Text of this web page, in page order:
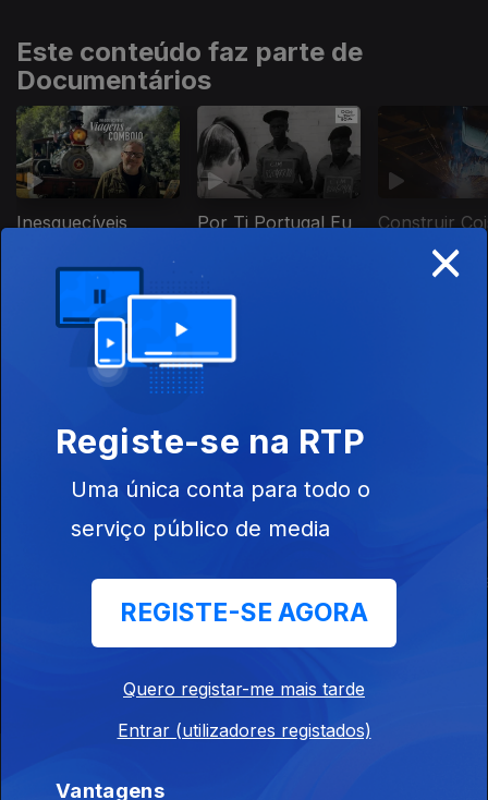
Este conteúdo faz parte de
Documentários
Inesquecíveis
Comboio
Por Ti Portugal Eu
Construir
Este conteúdo faz parte de
Atualidade
As Últimas Pegadas
do Neandertal
Os Dez
Mandamentos
Somos
×
Registe-se na RTP
Uma única conta para todo o
serviço público de media
REGISTE-SE AGORA
Quero registar-me mais tarde
Entrar (utilizadores registados)
Vantagens